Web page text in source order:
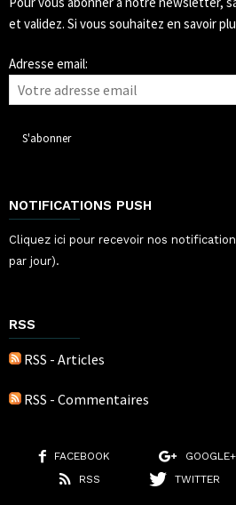
et validez. Si vous souhaitez en savoir
Adresse email:
NOTIFICATIONS PUSH
Cliquez ici pour recevoir nos
par jour).
RSS
RSS - Articles
RSS - Commentaires
FACEBOOK GOOGLE+
RSS
TWITTER